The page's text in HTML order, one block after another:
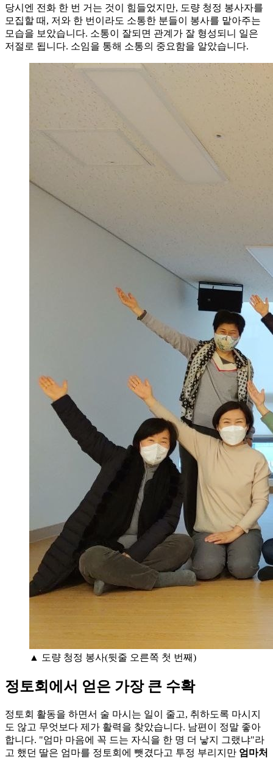
당시엔 전화 한 번 거는 것이 힘들었지만, 도량 청정 봉사자를
모집할 때, 저와 한 번이라도 소통한 분들이 봉사를 맡아주는
모습을 보았습니다. 소통이 잘되면 관계가 잘 형성되니 일은
저절로 됩니다. 소임을 통해 소통의 중요함을 알았습니다.
▲ 도량 청정 봉사(뒷줄 오른쪽 첫 번째)
정토회에서 얻은 가장 큰 수확
정토회 활동을 하면서 술 마시는 일이 줄고, 취하도록 마시지
도 않고 무엇보다 제가 활력을 찾았습니다. 남편이 정말 좋아
합니다. "엄마 마음에 꼭 드는 자식을 한 명 더 낳지 그랬냐"라
고 했던 딸은 엄마를 정토회에 뺏겼다고 투정 부리지만 엄마처